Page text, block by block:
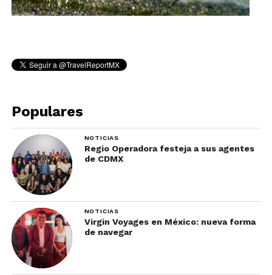
Populares
NOTICIAS
Regio Operadora festeja a sus agentes
de CDMX
NOTICIAS
Virgin Voyages en México: nueva forma
de navegar